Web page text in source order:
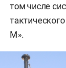
том числе
М».